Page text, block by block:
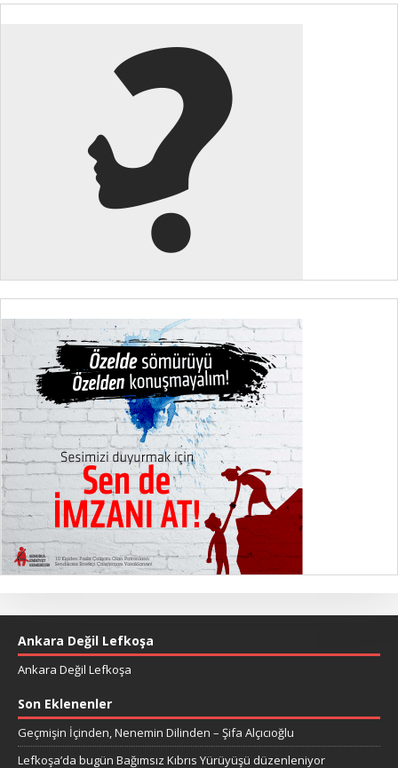
Ankara Değil Lefkoşa
Ankara Değil Lefkoşa
Son Eklenenler
Geçmişin İçinden, Nenemin Dilinden – Şifa Alçıcıoğlu
Lefkoşa’da bugün Bağımsız Kıbrıs Yürüyüşü düzenleniyor